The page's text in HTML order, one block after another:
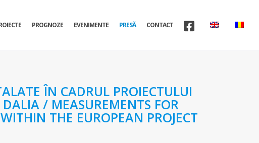
PROGNOZE EVENIMENTE PRESĂ CONTACT
ÎN CADRUL PROIECTULUI
/ MEASUREMENTS FOR
THE EUROPEAN PROJECT